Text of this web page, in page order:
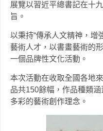
展覽以習近平總書記在十
旨。
以秉持“傳承人文精神，增
藝術人才，以書畫藝術的
一個品牌性文化活動。
本次活動在收取全國各地
品共150餘幅，作品種類
多彩的藝術創作理念。